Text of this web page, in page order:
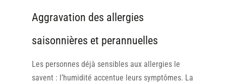
Aggravation des allergies
saisonnières et perannuelles
Les personnes déjà sensibles aux allergies le
savent : l’humidité accentue leurs symptômes. La